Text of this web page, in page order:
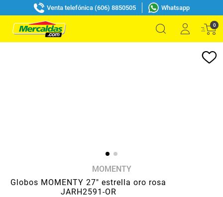
Venta telefónica (606) 8850505 Whatsapp
0
MOMENTY
Globos MOMENTY 27" estrella oro rosa
JARH2591-OR